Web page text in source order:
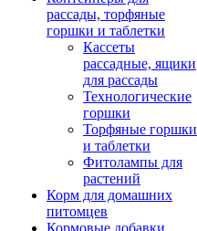
рассады, торфяные
горшки и таблетки
Кассеты
рассадные, ящики
для рассады
Технологические
горшки
Торфяные горшки
и таблетки
Фитолампы для
растений
Корм для домашних
питомцев
Кормовые добавки